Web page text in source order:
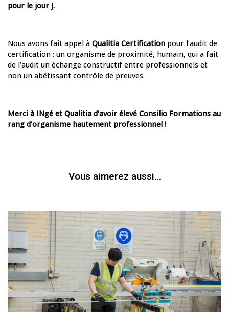
pour le jour J.
Nous avons fait appel à Qualitia Certification pour l’audit de
certification : un organisme de proximité, humain, qui a fait
de l’audit un échange constructif entre professionnels et
non un abêtissant contrôle de preuves.
Merci à INgé et Qualitia d’avoir élevé Consilio Formations au
rang d’organisme hautement professionnel !
Vous aimerez aussi…